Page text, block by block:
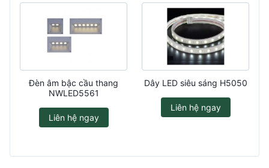
Đèn âm bậc cầu thang
NWLED5561
Liên hệ ngay
Dây LED siêu sáng H5050
Liên hệ ngay